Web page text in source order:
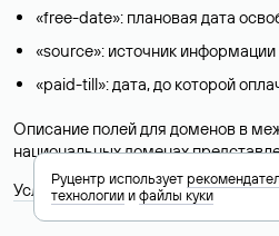
«free-date»: плановая дата
«source»: источник информации
«paid-till»: дата, до которой
Описание полей для доменов в
национальных доменах
Условия использования Whois-
Руцентр использует
технологииифайлы куки